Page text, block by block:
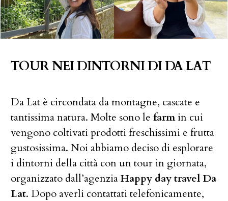
TOUR NEI DINTORNI DI DA LAT
Da Lat è circondata da montagne, cascate e
tantissima natura. Molte sono le farmin cui
vengono coltivati prodotti freschissimi e frutta
gustosissima. Noi abbiamo deciso di esplorare
i dintorni della città con un tour in giornata,
organizzato dall’agenziaHappy day travel Da
Lat. Dopo averli contattati telefonicamente,